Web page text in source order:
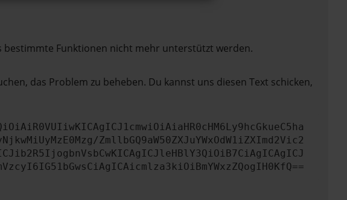
Funktionen nicht mehr unterstützt werden.
das Problem zu beheben. Du kannst uns diesen Text schicken,
ZmllbGQ9aW50ZXJuYWxOdW1iZXImd2Vic2